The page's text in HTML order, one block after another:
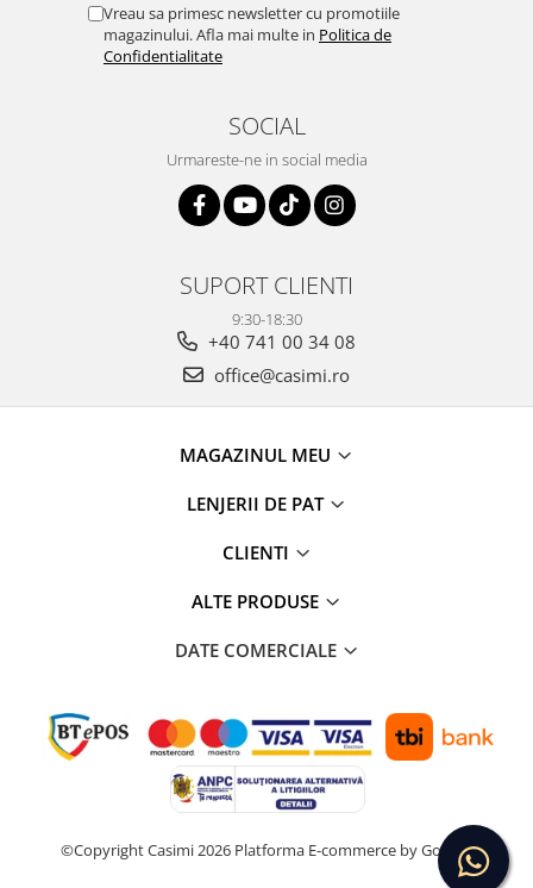
Vreau sa primesc newsletter cu promotiile
magazinului. Afla mai multe in Politica de
Confidentialitate
SOCIAL
Urmareste-ne in social media
SUPORT CLIENTI
9:30-18:30
+40 741 00 34 08
office@casimi.ro
MAGAZINUL MEU
LENJERII DE PAT
CLIENTI
ALTE PRODUSE
DATE COMERCIALE
©Copyright Casimi 2026 Platforma E-commerce by Gomag